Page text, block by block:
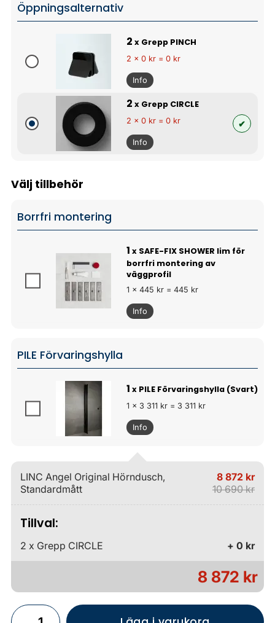
Öppningsalternativ
2 x Grepp PINCH
2 x 0 kr = 0 kr
Info
2 x Grepp CIRCLE
2 x 0 kr = 0 kr
Info
Välj tillbehör
Borrfri montering
1 x SAFE-FIX SHOWER lim för
borrfri montering av
väggprofil
1 x 445 kr = 445 kr
Info
PILE Förvaringshylla
1 x PILE Förvaringshylla (Svart)
1 x 3 311 kr = 3 311 kr
Info
LINC Angel Original Hörndusch,
Standardmått
8 872 kr
10 690 kr
Tillval:
2 x Grepp CIRCLE + 0 kr
8 872 kr